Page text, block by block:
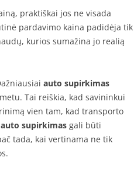
praktiškai jos ne visada
pardavimo kaina padidėja tik
kurios sumažina jo realią
auto supirkimas
Tai reiškia, kad savininkui
vien tam, kad transporto
auto supirkimas gali būti
tada, kai vertinama ne tik